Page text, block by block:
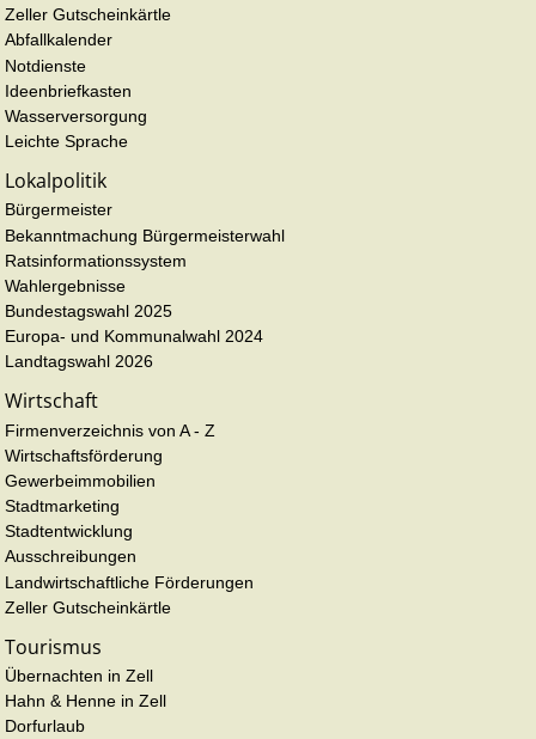
Zeller Gutscheinkärtle
Abfallkalender
Notdienste
Ideenbriefkasten
Wasserversorgung
Leichte Sprache
Lokalpolitik
Bürgermeister
Bekanntmachung Bürgermeisterwahl
Ratsinformationssystem
Wahlergebnisse
Bundestagswahl 2025
Europa- und Kommunalwahl 2024
Landtagswahl 2026
Wirtschaft
Firmenverzeichnis von A - Z
Wirtschaftsförderung
Gewerbeimmobilien
Stadtmarketing
Stadtentwicklung
Ausschreibungen
Landwirtschaftliche Förderungen
Zeller Gutscheinkärtle
Tourismus
Übernachten in Zell
Hahn & Henne in Zell
Dorfurlaub